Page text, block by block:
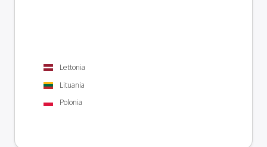
Lettonia
Lituania
Polonia